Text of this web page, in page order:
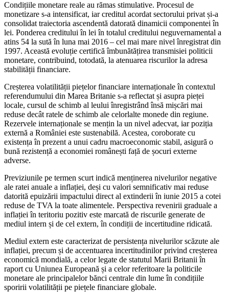
Condițiile monetare reale au rămas stimulative. Procesul de
monetizare s-a intensificat, iar creditul acordat sectorului privat și-a
consolidat traiectoria ascendentă datorată dinamicii componentei în
lei. Ponderea creditului în lei în totalul creditului neguvernamental a
atins 54 la sută în luna mai 2016 – cel mai mare nivel înregistrat din
1997. Această evoluție certifică îmbunătățirea transmisiei politicii
monetare, contribuind, totodată, la atenuarea riscurilor la adresa
stabilității financiare.
Creșterea volatilității piețelor financiare internaționale în contextul
referendumului din Marea Britanie s-a reflectat și asupra pieței
locale, cursul de schimb al leului înregistrând însă mișcări mai
reduse decât ratele de schimb ale celorlalte monede din regiune.
Rezervele internaționale se mențin la un nivel adecvat, iar poziția
externă a României este sustenabilă. Acestea, coroborate cu
existența în prezent a unui cadru macroeconomic stabil, asigură o
bună rezistență a economiei românești față de șocuri externe
adverse.
Previziunile pe termen scurt indică menținerea nivelurilor negative
ale ratei anuale a inflației, deși cu valori semnificativ mai reduse
datorită epuizării impactului direct al extinderii în iunie 2015 a cotei
reduse de TVA la toate alimentele. Perspectiva revenirii graduale a
inflației în teritoriu pozitiv este marcată de riscurile generate de
mediul intern și de cel extern, în condiții de incertitudine ridicată.
Mediul extern este caracterizat de persistența nivelurilor scăzute ale
inflației, precum și de accentuarea incertitudinilor privind creșterea
economică mondială, a celor legate de statutul Marii Britanii în
raport cu Uniunea Europeană și a celor referitoare la politicile
monetare ale principalelor bănci centrale din lume în condițiile
sporirii volatilității pe piețele financiare globale.